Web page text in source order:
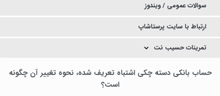
سوالات عمومی / ویندوز
ارتباط با سایت پرستاشاپ
تمرینات حسیب نت
حساب بانکی دسته چکی اشتباه تعریف شده، نحوه تغییر آن چگونه
است؟